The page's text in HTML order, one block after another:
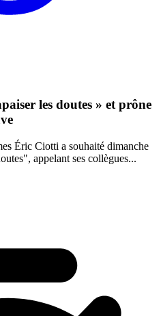
les doutes » et prône
Éric Ciotti a souhaité dimanche
appelant ses collègues...